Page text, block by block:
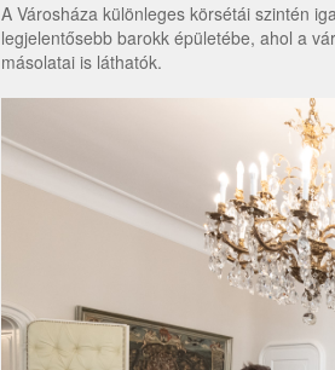
A Városháza különleges körsétái szintén
legjelentősebb barokk épületébe, ahol a
másolatai is láthatók.